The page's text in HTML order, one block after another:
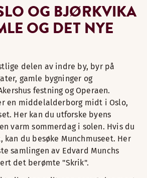
OG BJØRKVIKA
OG DET NYE
delen av indre by, byr på
gamle bygninger og
festning og Operaen.
en middelalderborg midt i Oslo,
Her kan du utforske byens
varm sommerdag i solen. Hvis du
kan du besøke Munchmuseet. Her
samlingen av Edvard Munchs
det berømte "Skrik".